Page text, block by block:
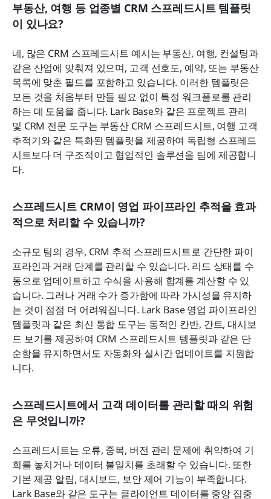
부동산, 여행 등 업종별 CRM 스프레드시트 템플릿
이 있나요?
네, 많은 CRM 스프레드시트 예시는 부동산, 여행, 컨설팅과
같은 산업에 맞춰져 있으며, 고객 선호도, 예약, 또는 부동산
목록에 맞춘 필드를 포함하고 있습니다. 이러한 템플릿은
모든 것을 처음부터 만들 필요 없이 특정 워크플로를 관리
하는 데 도움을 줍니다. Lark Base와 같은 프로젝트 관리
및 CRM 전문 도구는 부동산 CRM 스프레드시트, 여행 고객
추적기와 같은 특화된 템플릿을 제공하여 독립형 스프레드
시트보다 더 구조적이고 협업적인 솔루션을 팀에 제공합니
다.
스프레드시트 CRM이 영업 파이프라인 추적을 효과
적으로 처리할 수 있습니까?
소규모 팀의 경우, CRM 추적 스프레드시트로 간단한 파이
프라인과 거래 단계를 관리할 수 있습니다. 리드 상태를 수
동으로 업데이트하고 수식을 사용해 합계를 계산할 수 있
습니다. 그러나 거래 수가 증가함에 따라 가시성을 유지하
는 것이 점점 더 어려워집니다. Lark Base 영업 파이프라인
템플릿과 같은 최신 통합 도구는 동적인 칸반, 간트, 대시보
드 보기를 제공하여 CRM 스프레드시트 템플릿과 같은 단
순함을 유지하면서도 자동화와 실시간 업데이트를 지원합
니다.
스프레드시트에서 고객 데이터를 관리할 때의 위험
은 무엇입니까?
스프레드시트는 오류, 중복, 버전 관리 문제에 취약하여 기
회를 놓치거나 데이터 불일치를 초래할 수 있습니다. 또한
기본 제공 알림, 대시보드, 보안 제어 기능이 부족합니다.
Lark Base와 같은 도구는 클라이언트 데이터를 중앙 집중